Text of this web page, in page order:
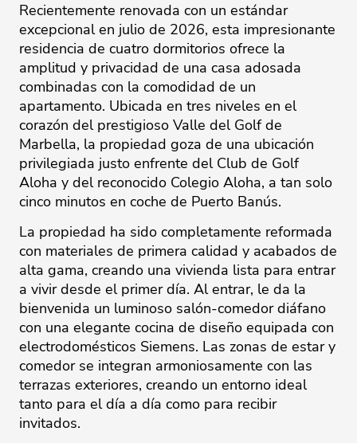
Recientemente renovada con un estándar
excepcional en julio de 2026, esta impresionante
residencia de cuatro dormitorios ofrece la
amplitud y privacidad de una casa adosada
combinadas con la comodidad de un
apartamento. Ubicada en tres niveles en el
corazón del prestigioso Valle del Golf de
Marbella, la propiedad goza de una ubicación
privilegiada justo enfrente del Club de Golf
Aloha y del reconocido Colegio Aloha, a tan solo
cinco minutos en coche de Puerto Banús.
La propiedad ha sido completamente reformada
con materiales de primera calidad y acabados de
alta gama, creando una vivienda lista para entrar
a vivir desde el primer día. Al entrar, le da la
bienvenida un luminoso salón-comedor diáfano
con una elegante cocina de diseño equipada con
electrodomésticos Siemens. Las zonas de estar y
comedor se integran armoniosamente con las
terrazas exteriores, creando un entorno ideal
tanto para el día a día como para recibir
invitados.